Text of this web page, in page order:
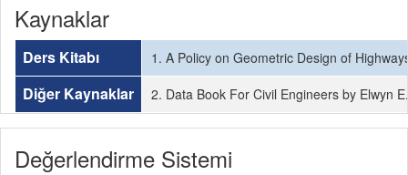
Kaynaklar
Ders Kitabı 1. A Policy on Geometric Design of
Diğer Kaynaklar 2. Data Book For Civil Engineers by Elwyn
Değerlendirme Sistemi